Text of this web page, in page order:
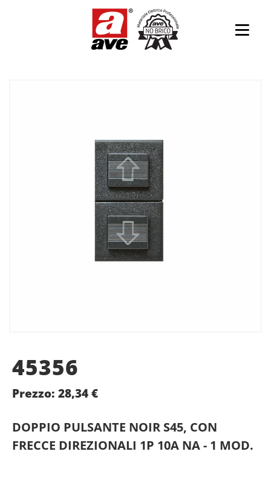
45356
Prezzo: 28,34€
DOPPIO PULSANTE NOIR S45, CON
FRECCE DIREZIONALI 1P 10A NA - 1 MOD.